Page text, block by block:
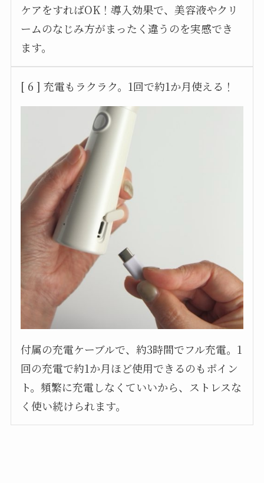
ケアをすればOK！導入効果で、美容液やクリ
ームのなじみ方がまったく違うのを実感でき
ます。
[ 6 ] 充電もラクラク。1回で約1か月使える！
付属の充電ケーブルで、約3時間でフル充電。1
回の充電で約1か月ほど使用できるのもポイン
ト。頻繁に充電しなくていいから、ストレスな
く使い続けられます。